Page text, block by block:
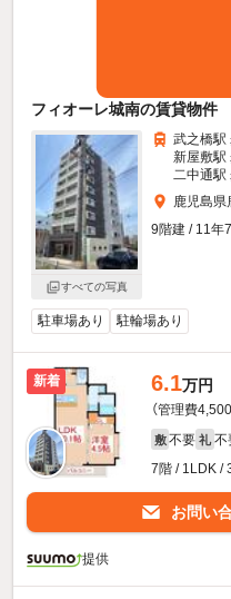
フィオーレ城南の賃貸物件
すべての写真
武之橋駅
新屋敷駅
二中通駅
鹿児島
9階建 / 11年
駐車場あり 駐輪場あり
新着 6.1万円
（管理費4,500
敷 不要 礼 不
7階 / 1LDK /
お問い
提供